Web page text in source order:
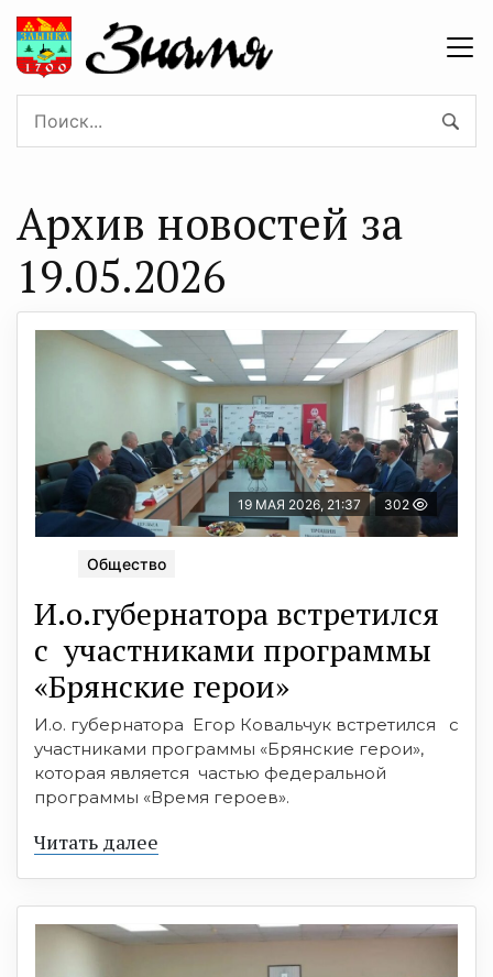
Архив новостей за
19.05.2026
19 МАЯ 2026, 21:37 302
Общество
И.о.губернатора встретился
с участниками программы
«Брянские герои»
И.о. губернатора Егор Ковальчук встретился с
участниками программы «Брянские герои»,
которая является частью федеральной
программы «Время героев».
Читать далее